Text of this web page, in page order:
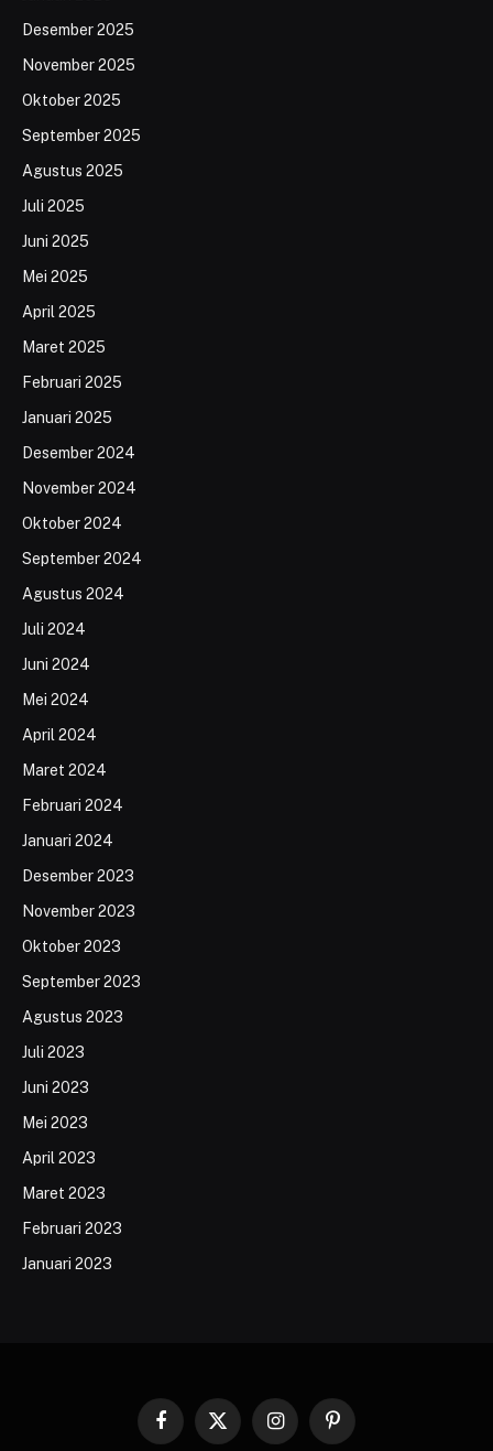
Desember 2025
November 2025
Oktober 2025
September 2025
Agustus 2025
Juli 2025
Juni 2025
Mei 2025
April 2025
Maret 2025
Februari 2025
Januari 2025
Desember 2024
November 2024
Oktober 2024
September 2024
Agustus 2024
Juli 2024
Juni 2024
Mei 2024
April 2024
Maret 2024
Februari 2024
Januari 2024
Desember 2023
November 2023
Oktober 2023
September 2023
Agustus 2023
Juli 2023
Juni 2023
Mei 2023
April 2023
Maret 2023
Februari 2023
Januari 2023
Facebook
X
InstagramPinterest